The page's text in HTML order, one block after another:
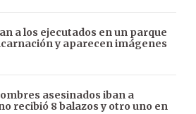
a los ejecutados en un parque
y aparecen imágenes
asesinados iban a
recibió 8 balazos y otro uno en